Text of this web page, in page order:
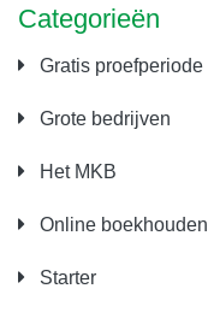
Categorieën
Gratis proefperiode
Grote bedrijven
Het MKB
Online boekhouden
Starter